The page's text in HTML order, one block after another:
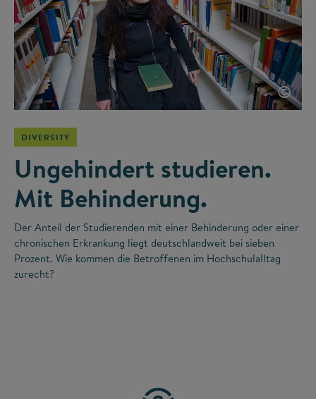
©
DIVERSITY
Ungehindert studieren.
Mit Behinderung.
Der Anteil der Studierenden mit einer Behinderung oder einer
chronischen Erkrankung liegt deutschlandweit bei sieben
Prozent. Wie kommen die Betroffenen im Hochschulalltag
zurecht?